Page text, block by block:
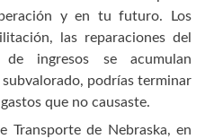
y en tu futuro. Los
las reparaciones del
ingresos se acumulan
podrías terminar
que no causaste.
Transporte de Nebraska, en